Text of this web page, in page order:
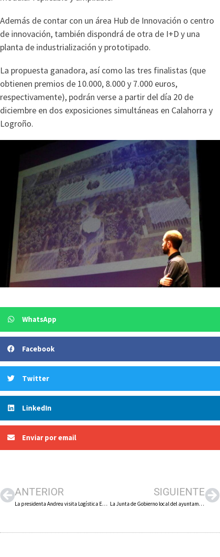
Además de contar con un área Hub de Innovación o centro
de innovación, también dispondrá de otra de I+D y una
planta de industrialización y prototipado.
La propuesta ganadora, así como las tres finalistas (que
obtienen premios de 10.000, 8.000 y 7.000 euros,
respectivamente), podrán verse a partir del día 20 de
diciembre en dos exposiciones simultáneas en Calahorra y
Logroño.
WhatsApp
Facebook
Twitter
LinkedIn
Enviar por email
ANTERIOR
La presidenta Andreu visita Logística Ezquerro de Calahorra en su décimo aniversario
SIGUIENTE
La Junta de Gobierno local del ayuntamiento de Calahorra adjudica la redacción del proyecto de derribo para la construcción del nuevo Centro de FP